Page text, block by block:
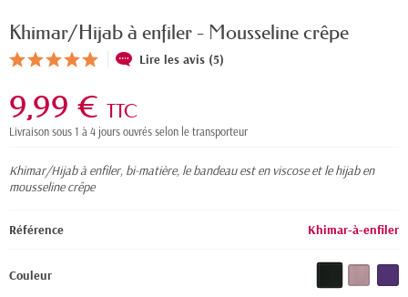
Khimar/Hijab à enfiler - Mousseline crêpe
Lire les avis (5)
9,99 € TTC
Livraison sous 1 à 4 jours ouvrés selon le transporteur
Khimar/Hijab à enfiler, bi-matière, le bandeau est en viscose et le hijab en
mousseline crêpe
Référence Khimar-à-enfiler
Couleur